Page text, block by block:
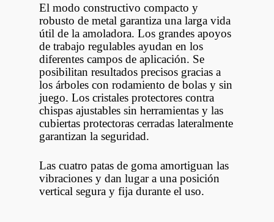
El modo constructivo compacto y
robusto de metal garantiza una larga vida
útil de la amoladora. Los grandes apoyos
de trabajo regulables ayudan en los
diferentes campos de aplicación. Se
posibilitan resultados precisos gracias a
los árboles con rodamiento de bolas y sin
juego. Los cristales protectores contra
chispas ajustables sin herramientas y las
cubiertas protectoras cerradas lateralmente
garantizan la seguridad.
Las cuatro patas de goma amortiguan las
vibraciones y dan lugar a una posición
vertical segura y fija durante el uso.